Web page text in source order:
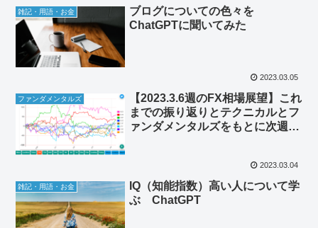
雑記・用語・お金
ブログについての色々を
ChatGPTに聞いてみた
2023.03.05
ファンダメンタルズ
【2023.3.6週のFX相場展望】これ
までの振り返りとテクニカルとフ
ァンダメンタルズをもとに次週の
2023.03.04
雑記・用語・お金
IQ（知能指数）高い人について学
ぶ ChatGPT